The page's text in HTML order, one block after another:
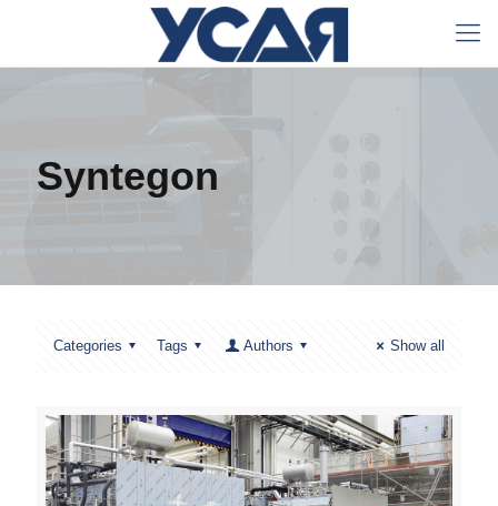
Syntegon
Categories Tags Authors Show all